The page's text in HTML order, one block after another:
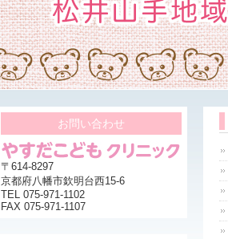
お問い合わせ
〒614-8297
京都府八幡市欽明台西15-6
TEL 075-971-1102
FAX 075-971-1107